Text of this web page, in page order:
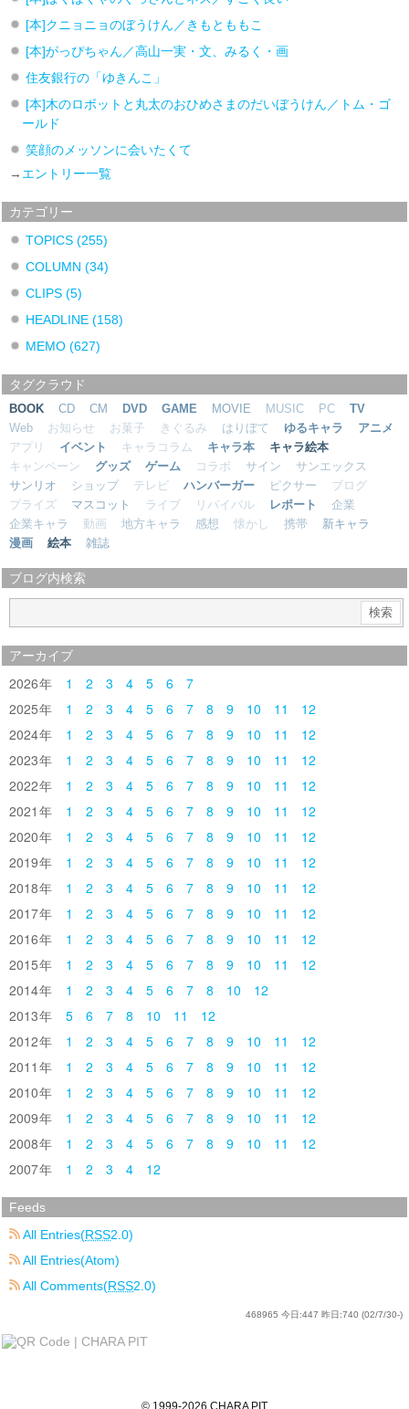
[本]クニョニョのぼうけん／きもとももこ
[本]がっぴちゃん／高山一実・文、みるく・画
住友銀行の「ゆきんこ」
[本]木のロボットと丸太のおひめさまのだいぼうけん／トム・ゴ
ールド
笑顔のメッソンに会いたくて
→ エントリー一覧
カテゴリー
TOPICS(255)
COLUMN(34)
CLIPS(5)
HEADLINE(158)
MEMO(627)
タグクラウド
BOOK CD CM DVD GAME MOVIE MUSIC PC
TV
Web
お知らせ お菓子 きぐるみ はりぼて ゆるキャラ
アニメ
アプリ
イベント キャラコラム キャラ本
キャラ絵本
キャンペーン
グッズ ゲーム コラボ サイン
サンエックス
サンリオ
ショップ テレビ ハンバーガー ピクサー
ブログ
プライズ
マスコット ライブ リバイバル レポート
企業
企業キャラ
動画 地方キャラ 感想 懐かし 携帯
新キャラ
漫画
絵本 雑誌
ブログ内検索
アーカイブ
2026 1 2 3 4 5 6
7
2025
1 2 3 4 5 6 7 8 9 10 11
12
2024
1 2 3 4 5 6 7 8 9 10 11
12
2023
1 2 3 4 5 6 7 8 9 10 11
12
2022
1 2 3 4 5 6 7 8 9 10 11
12
2021
1 2 3 4 5 6 7 8 9 10 11
12
2020
1 2 3 4 5 6 7 8 9 10 11
12
2019
1 2 3 4 5 6 7 8 9 10 11
12
2018
1 2 3 4 5 6 7 8 9 10 11
12
2017
1 2 3 4 5 6 7 8 9 10 11
12
2016
1 2 3 4 5 6 7 8 9 10 11
12
2015
1 2 3 4 5 6 7 8 9 10 11
12
2014
1 2 3 4 5 6 7 8 10
12
2013
5 6 7 8 10 11
12
2012
1 2 3 4 5 6 7 8 9 10 11
12
2011
1 2 3 4 5 6 7 8 9 10 11
12
2010
1 2 3 4 5 6 7 8 9 10 11
12
2009
1 2 3 4 5 6 7 8 9 10 11
12
2008
1 2 3 4 5 6 7 8 9 10 11
12
2007
1 2 3 4 12
Feeds
All Entries(RSS2.0)
All Entries(Atom)
All Comments(RSS2.0)
468965 今日:447 昨日:740 (02/7/30-)
© 1999-2026 CHARA PIT